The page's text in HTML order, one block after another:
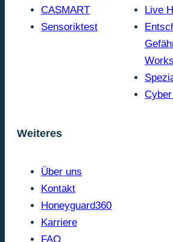
CASMART
Sensoriktest
Live
Weiteres
Über uns
Kontakt
Honeyguard360
Karriere
FAQ